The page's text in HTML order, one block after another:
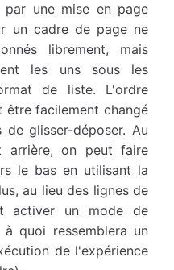
une mise en page
un cadre de page ne
librement, mais
les uns sous les
de liste. L'ordre
être facilement changé
glisser-déposer. Au
arrière, on peut faire
le bas en utilisant la
au lieu des lignes de
activer un mode de
quoi ressemblera un
de l'expérience